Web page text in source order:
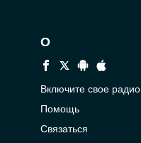
О
Включите свое радио
Помощь
Связаться